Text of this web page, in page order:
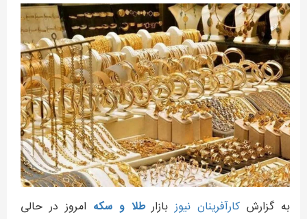
به گزارش کارآفرينان نيوزبازارطلا و سکه امروز در حالی